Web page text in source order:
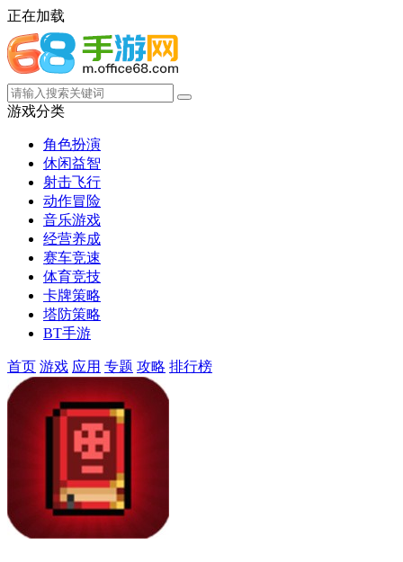
正在加载
游戏分类
角色扮演
休闲益智
射击飞行
动作冒险
音乐游戏
经营养成
赛车竞速
体育竞技
卡牌策略
塔防策略
BT手游
首页 游戏 应用 专题 攻略 排行榜